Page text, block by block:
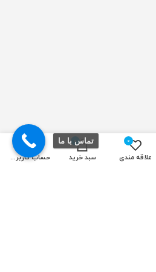
0
علاقه مندی
0
سبد خرید حساب کاربری من
تماس با ما